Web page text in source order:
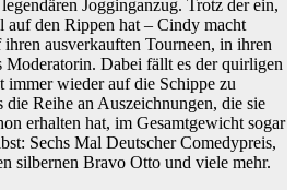
Jogginganzug. Trotz der ein,
auf den Rippen hat – Cindy macht
ausverkauften Tourneen, in ihren
Dabei fällt es der quirligen
immer wieder auf die Schippe zu
Reihe an Auszeichnungen, die sie
erhalten hat, im Gesamtgewicht sogar
Sechs Mal Deutscher Comedypreis,
silbernen Bravo Otto und viele mehr.